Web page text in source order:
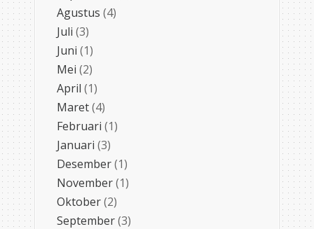
Agustus (4)
Juli (3)
Juni (1)
Mei (2)
April (1)
Maret(4)
Februari (1)
Januari (3)
Desember(1)
November(1)
Oktober(2)
September(3)